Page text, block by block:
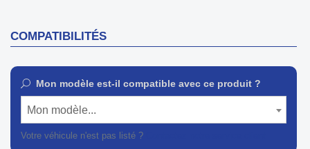
COMPATIBILITÉS
Mon modèle est-il compatible avec ce produit ?
Mon modèle...
Votre véhicule n'est pas listé ?